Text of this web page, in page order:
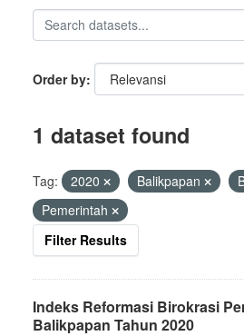
Order by
1 dataset found
Tag: 2020 Balikpapan
Pemerintah
Filter Results
Indeks Reformasi Birokrasi
Balikpapan Tahun 2020